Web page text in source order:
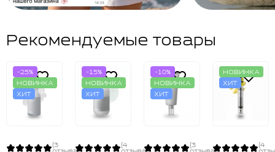
Рекомендуемые товары
-25%
НОВИНКА
ХИТ
(3
-15%
НОВИНКА
ХИТ
(4
-10%
НОВИНКА
ХИТ
(3
НОВИНКА
ХИТ
(4